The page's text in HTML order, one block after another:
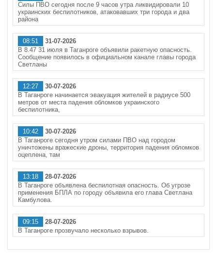
Силы ПВО сегодня после 9 часов утра ликвидировали 10
украинских беспилотников, атаковавших три города и два
района
08:51
31-07-2026
В 8.47 31 июля в Таганроге объявили ракетную опасность.
Сообщение появилось в официальном канале главы города
Светланы
12:27
30-07-2026
В Таганроге начинается эвакуация жителей в радиусе 500
метров от места падения обломков украинского
беспилотника,
10:42
30-07-2026
В Таганроге сегодня утром силами ПВО над городом
уничтожены вражеские дроны, территория падения обломков
оцеплена, там
13:18
28-07-2026
В Таганроге объявлена беспилотная опасность. Об угрозе
применения БПЛА по городу объявила его глава Светлана
Камбулова.
09:15
28-07-2026
В Таганроге прозвучало несколько взрывов.